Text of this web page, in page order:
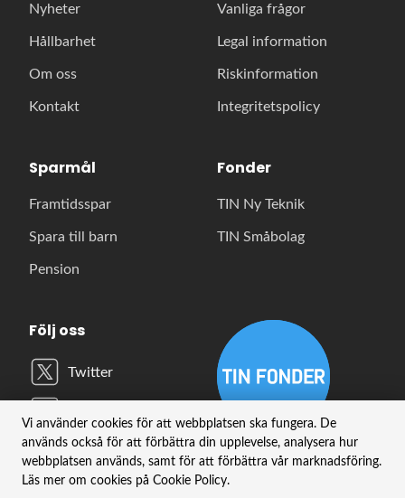
Nyheter
Hållbarhet
Om oss
Kontakt
Vanliga frågor
Legal information
Riskinformation
Integritetspolicy
Sparmål
Framtidsspar
Spara till barn
Pension
Fonder
TIN Ny Teknik
TIN Småbolag
Följ oss
Twitter
YouTube
Instagram
Vi använder cookies för att webbplatsen ska fungera. De
används också för att förbättra din upplevelse, analysera hur
webbplatsen används, samt för att förbättra vår marknadsföring.
Läs mer om cookies på Cookie Policy.